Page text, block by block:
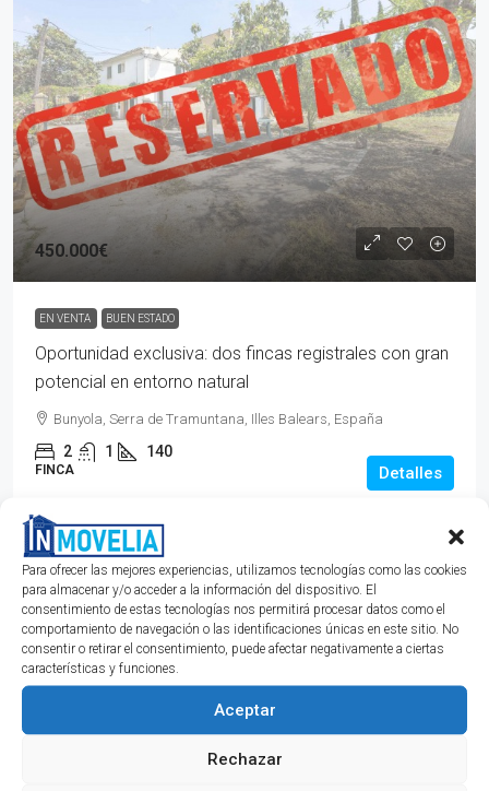
Para ofrecer las mejores experiencias, utilizamos tecnologías como las cookies
para almacenar y/o acceder a la información del dispositivo. El
consentimiento de estas tecnologías nos permitirá procesar datos como el
comportamiento de navegación o las identificaciones únicas en este sitio. No
consentir o retirar el consentimiento, puede afectar negativamente a ciertas
características y funciones.
Aceptar
Rechazar
450.000€
EN VENTA BUEN ESTADO
Oportunidad exclusiva: dos fincas registrales con gran
potencial en entorno natural
Bunyola, Serra de Tramuntana, Illes Balears, España
2 1 140
FINCA Detalles
Miquel Salom hace 1 año
DESTACADO EN VENTA BUEN ESTADO SEGUNDA MANO